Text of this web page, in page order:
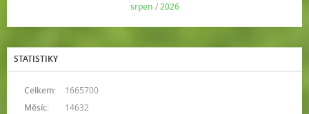
srpen /2026
STATISTIKY
Celkem:
1665700
Měsíc:
14632